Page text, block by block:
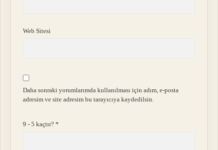
Web Sitesi
Daha sonraki yorumlarımda kullanılması için adım, e-posta
adresim ve site adresim bu tarayıcıya kaydedilsin.
9 - 5 kaçtır?*